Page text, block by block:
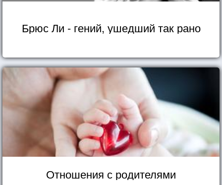
Брюс Ли - гений, ушедший так рано
Отношения с родителями